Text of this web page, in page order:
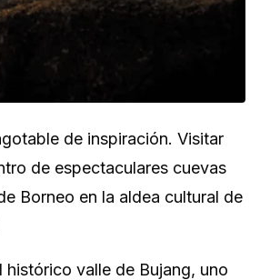
de inspiración. Visitar
de espectaculares cuevas
Borneo en la aldea cultural de
valle de Bujang, uno